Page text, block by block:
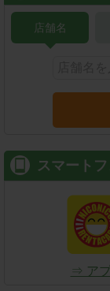
店舗名
スマート
⇒ ア